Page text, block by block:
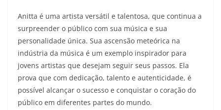
Anitta é uma artista versátil e talentosa, que continua a
surpreender o público com sua música e sua
personalidade única. Sua ascensão meteórica na
indústria da música é um exemplo inspirador para
jovens artistas que desejam seguir seus passos. Ela
prova que com dedicação, talento e autenticidade, é
possível alcançar o sucesso e conquistar o coração do
público em diferentes partes do mundo.